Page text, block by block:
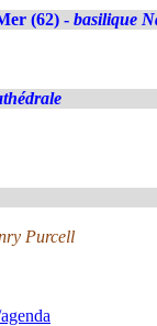
(62) - basilique
Purcell